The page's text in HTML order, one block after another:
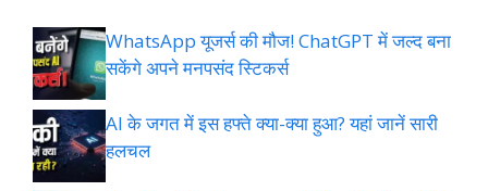
WhatsApp यूजर्स की मौज! ChatGPT में जल्द बना
सकेंगे अपने मनपसंद स्टिकर्स
AI के जगत में इस हफ्ते क्या-क्या हुआ? यहां जानें सारी
हलचल